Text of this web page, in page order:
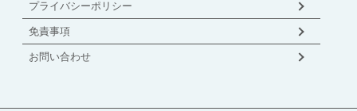
プライバシーポリシー
免責事項
お問い合わせ